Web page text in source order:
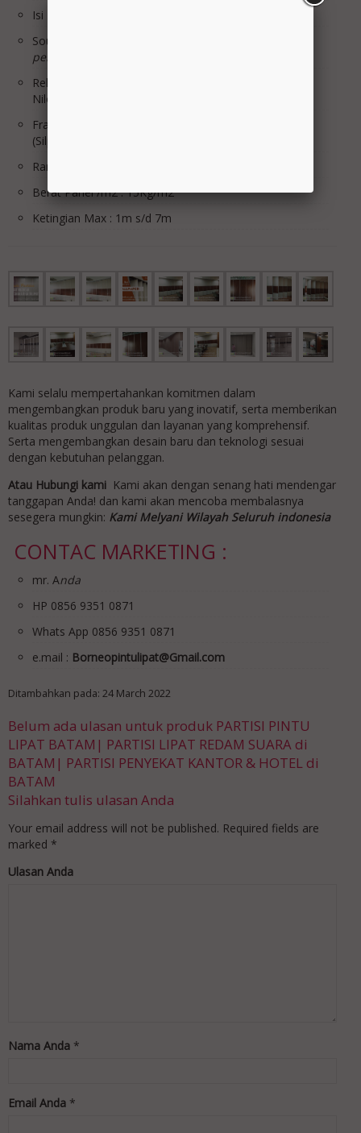
Isi Panel : Glasswool 32Kg/m3
Sound Rating STC : MAX 25db
pengkondisian ruangan Acoutic
Rell & Roda : Rell Alumunium & Roda Bering, Roda
Nilon
Frame list sisi Panel : Alumunium Natural Anodized
(Silper almunium CR.3)
Rangka Panel : Holo hitam 4 x 4 T.1mm
Berat Panel /m2 : 15Kg/m2
Ketingian Max : 1m s/d 7m
Kami selalu mempertahankan komitmen dalam
mengembangkan produk baru yang inovatif, serta memberikan
kualitas produk unggulan dan layanan yang komprehensif.
Serta mengembangkan desain baru dan teknologi sesuai
dengan kebutuhan pelanggan.
Atau Hubungi kami Kami akan dengan senang hati mendengar
tanggapan Anda! dan kami akan mencoba membalasnya
sesegera mungkin: Kami Melyani Wilayah Seluruh indonesia
CONTAC MARKETING :
mr. Anda
HP 0856 9351 0871
Whats App 0856 9351 0871
e.mail : Borneopintulipat@Gmail.com
Ditambahkan pada: 24 March 2022
Belum ada ulasan untuk produk PARTISI PINTU
LIPAT BATAM| PARTISI LIPAT REDAM SUARA di
BATAM| PARTISI PENYEKAT KANTOR & HOTEL di
BATAM
Silahkan tulis ulasan Anda
Your email address will not be published. Required fields are
marked *
Ulasan Anda
Nama Anda *
Email Anda *